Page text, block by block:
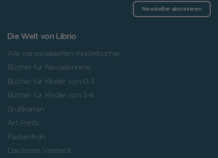
Newsletter abonnieren
Die Welt von Librio
Alle personalisierten Kinderbücher
Bücher für Neugeborene
Bücher für Kinder von 0-3
Bücher für Kinder von 3-6
Grußkarten
Art Prints
Farbenfroh
Das beste Versteck